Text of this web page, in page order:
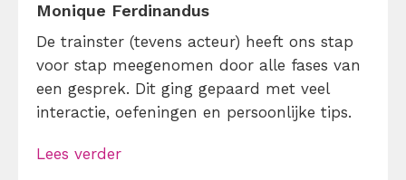
Monique Ferdinandus
De trainster (tevens acteur) heeft ons stap
voor stap meegenomen door alle fases van
een gesprek. Dit ging gepaard met veel
interactie, oefeningen en persoonlijke tips.
Lees verder